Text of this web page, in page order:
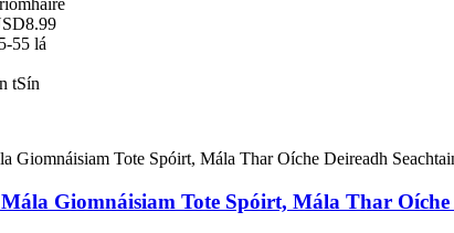
55 lá
tSín
Giomnáisiam Tote Spóirt, Mála Thar